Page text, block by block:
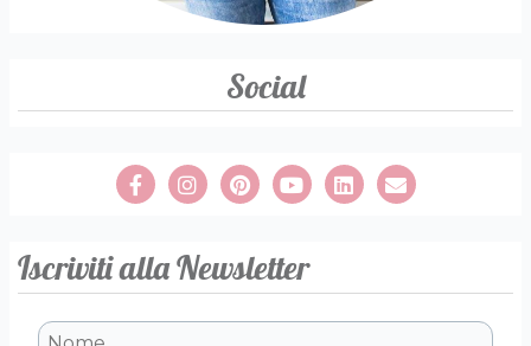
Social
Iscriviti alla Newsletter